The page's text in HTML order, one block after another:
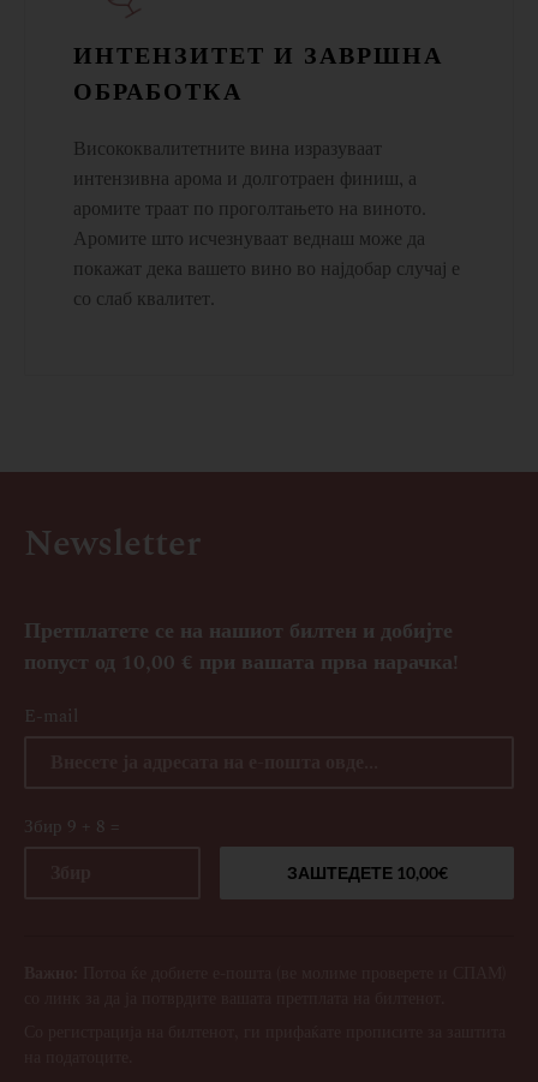
ИНТЕНЗИТЕТ И ЗАВРШНА
ОБРАБОТКА
Висококвалитетните вина изразуваат
интензивна арома и долготраен финиш, а
аромите траат по проголтањето на виното.
Аромите што исчезнуваат веднаш може да
покажат дека вашето вино во најдобар случај е
со слаб квалитет.
Newsletter
Претплатете се на нашиот билтен и добијте
попуст од 10,00 € при вашата прва нарачка!
E-mail
Збир 9 + 8 =